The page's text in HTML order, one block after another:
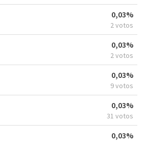
0,03%
2 votos
0,03%
2 votos
0,03%
9 votos
0,03%
31 votos
0,03%